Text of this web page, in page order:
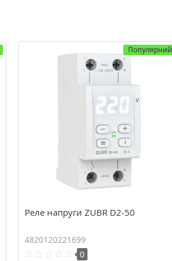
Популярний
Реле напруги ZUBR D2-50
4820120221699
0